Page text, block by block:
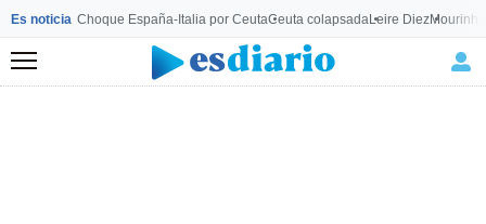
Es noticia Choque España-Italia por CeutaCeuta colapsadaLeire Diez
Menú